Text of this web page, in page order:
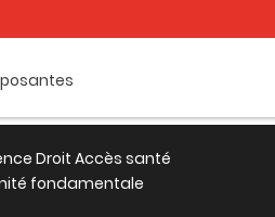
Droit Accès santé
fondamentale